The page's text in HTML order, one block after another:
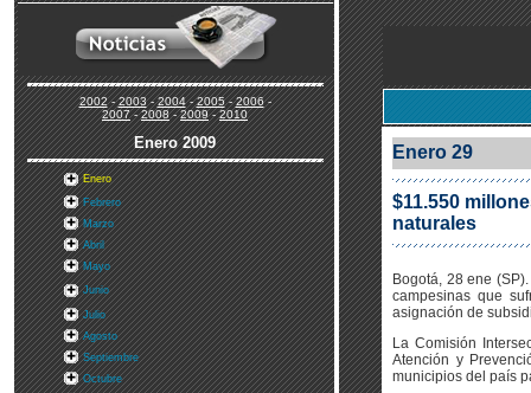
2002-2003-2004-2005-2006-
2007-2008-2009-2010
Enero2009
Enero
Febrero
Marzo
Abril
Mayo
Junio
Julio
Agosto
Septiembre
Octubre
Enero 29
$11.550
naturales
Bogotá, 28 ene
campesinas que
asignación de
La Comisión
Atención y
municipios del país